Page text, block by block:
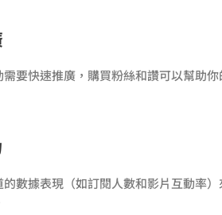
要快速推廣，購買粉絲和讚可以幫助
數據表現（如訂閱人數和影片互動率